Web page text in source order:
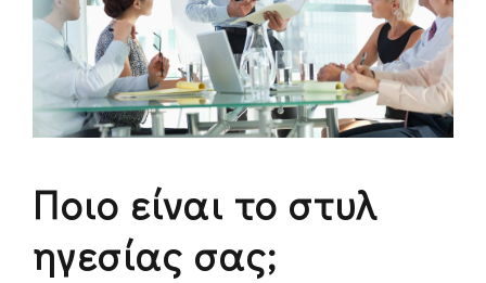
Ποιο είναι το στυλ
ηγεσίας σας;